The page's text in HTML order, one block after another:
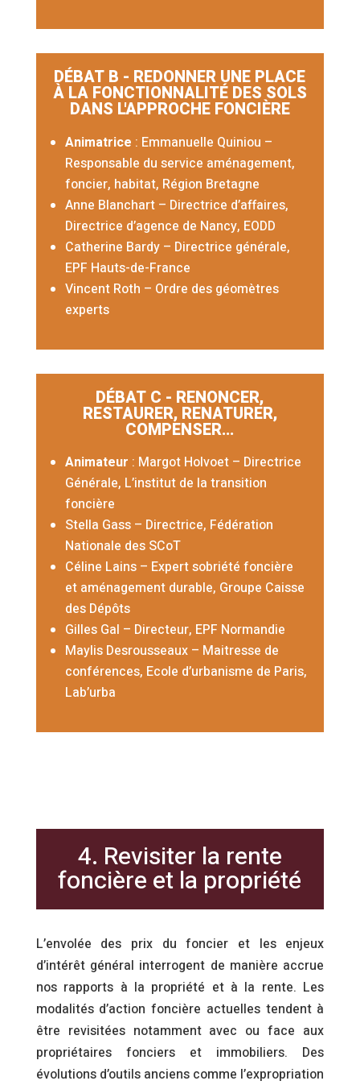
DÉBAT B - REDONNER UNE PLACE
À LA FONCTIONNALITÉ DES SOLS
DANS L'APPROCHE FONCIÈRE
Animatrice : Emmanuelle Quiniou –
Responsable du service aménagement,
foncier, habitat, Région Bretagne
Anne Blanchart – Directrice d’affaires,
Directrice d’agence de Nancy, EODD
Catherine Bardy – Directrice générale,
EPF Hauts-de-France
Vincent Roth – Ordre des géomètres
experts
DÉBAT C - RENONCER,
RESTAURER, RENATURER,
COMPENSER...
Animateur : Margot Holvoet – Directrice
Générale, L’institut de la transition
foncière
Stella Gass – Directrice, Fédération
Nationale des SCoT
Céline Lains – Expert sobriété foncière
et aménagement durable, Groupe Caisse
des Dépôts
Gilles Gal – Directeur, EPF Normandie
Maylis Desrousseaux – Maitresse de
conférences, Ecole d’urbanisme de Paris,
Lab’urba
4. Revisiter la rente
foncière et la propriété
L’envolée des prix du foncier et les enjeux
d’intérêt général interrogent de manière accrue
nos rapports à la propriété et à la rente. Les
modalités d’action foncière actuelles tendent à
être revisitées notamment avec ou face aux
propriétaires fonciers et immobiliers. Des
évolutions d’outils anciens comme l’expropriation